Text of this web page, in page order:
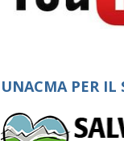
UNACMA PER IL